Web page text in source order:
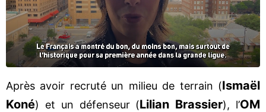
Après avoir recruté un milieu de terrain (Ismaël
Koné) et un défenseur (Lilian Brassier), l’OM